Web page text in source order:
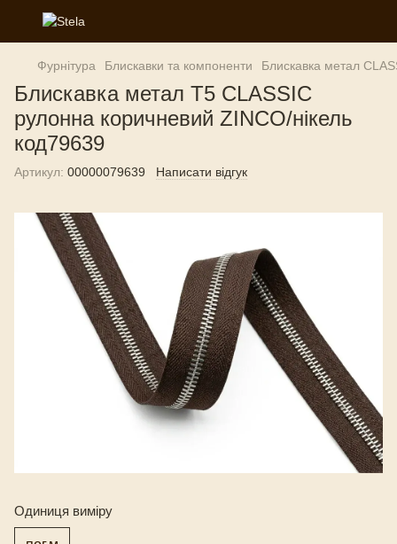
Фурнітура Блискавки та компоненти Блискавка метал
Блискавка метал Т5 CLASSIC
рулонна коричневий ZINCO/нікель
код79639
Артикул: 00000079639 Написати відгук
Одиниця виміру